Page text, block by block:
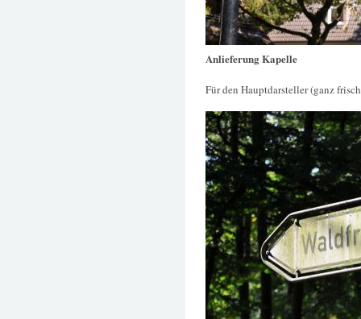
Anlieferung Kapelle
Für den Hauptdarsteller (ganz